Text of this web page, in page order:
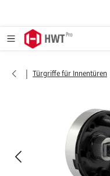
| Türgriffe für Innentüren